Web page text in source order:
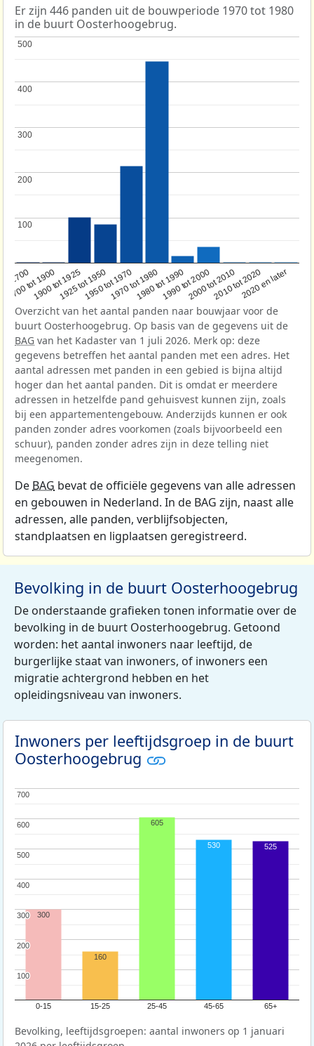
Er zijn 446 panden uit de bouwperiode 1970 tot 1980
in de buurt Oosterhoogebrug.
1700
1700 tot 1900
1900 tot 19251925 tot 19501950 tot 19701970 tot 19801980 tot 19901990 tot 20002000 tot 20102010 tot 20202020 en later
100
100
200
200
300
300
400
400
500
500
Overzicht van het aantal panden naar bouwjaar voor de
buurt Oosterhoogebrug. Op basis van de gegevens uit de
BAG van het Kadaster van 1 juli 2026. Merk op: deze
gegevens betreffen het aantal panden met een adres. Het
aantal adressen met panden in een gebied is bijna altijd
hoger dan het aantal panden. Dit is omdat er meerdere
adressen in hetzelfde pand gehuisvest kunnen zijn, zoals
bij een appartementengebouw. Anderzijds kunnen er ook
panden zonder adres voorkomen (zoals bijvoorbeeld een
schuur), panden zonder adres zijn in deze telling niet
meegenomen.
De BAG bevat de officiële gegevens van alle adressen
en gebouwen in Nederland. In de BAG zijn, naast alle
adressen, alle panden, verblijfsobjecten,
standplaatsen en ligplaatsen geregistreerd.
Bevolking in de buurt Oosterhoogebrug
De onderstaande grafieken tonen informatie over de
bevolking in de buurt Oosterhoogebrug. Getoond
worden: het aantal inwoners naar leeftijd, de
burgerlijke staat van inwoners, of inwoners een
migratie achtergrond hebben en het
opleidingsniveau van inwoners.
Inwoners per leeftijdsgroep in de buurt
Oosterhoogebrug
0-15 15-25 25-45 45-65 65+
100
100
200
200
300
300
400
400
500
500
600
600
700
700
300
160
605
530 525
Bevolking, leeftijdsgroepen: aantal inwoners op 1 januari